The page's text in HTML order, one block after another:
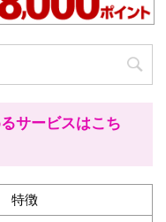
サービスはこち
特徴